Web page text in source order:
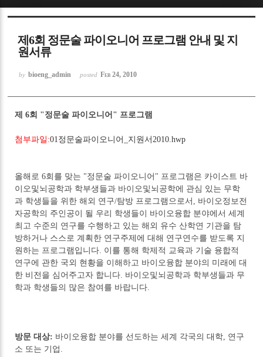
제6회 정문술 파이오니어 프로그램 안내 및 지
원서류
by bioeng_admin posted Feb 24, 2010
제 6회 "정문술 파이오니어" 프로그램
첨부파일:01정문술파이오니어_지원서2010.hwp
올해로 6회를 맞는 "정문술 파이오니어" 프로그램은 카이스트 바
이오및뇌공학과 학부생들과 바이오및뇌공학에 관심 있는 무학
과 학생들을 위한 해외 연구/탐방 프로그램으로서, 바이오정보전
자공학의 주인공이 될 우리 학생들이 바이오융합 분야에서 세계
최고 수준의 연구를 수행하고 있는 해외 유수 산학연 기관을 탐
방하거나 스스로 계획한 연구주제에 대해 연구연수를 받도록 지
원하는 프로그램입니다. 이를 통해 학제적 교육과 기술 융합적
연구에 관한 국외 현황을 이해하고 바이오융합 분야의 미래에 대
한 비전을 심어주고자 합니다. 바이오및뇌공학과 학부생들과 무
학과 학생들의 많은 참여를 바랍니다.
방문 대상: 바이오융합 분야를 선도하는 세계 각국의 대학, 연구
소 또는 기업.
Sketchbook5, 스케치북5
Sketchbook5, 스케치북5